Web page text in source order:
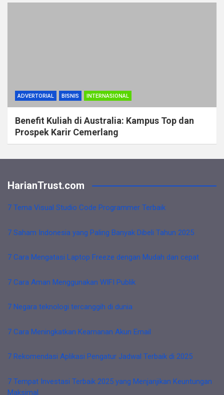
ADVERTORIAL BISNIS INTERNASIONAL
Benefit Kuliah di Australia: Kampus Top dan
Prospek Karir Cemerlang
HarianTrust.com
7 Tema Visual Studio Code Programmer Terbaik
7 Saham Indonesia yang Paling Banyak Dibeli Tahun 2025
7 Cara Mengatasi Laptop Freeze dengan Mudah dan cepat
7 Cara Aman Menggunakan WIFI Publik
7 Negara teknologi tercanggih di dunia
7 Cara Meningkatkan Keamanan Akun Email
7 Rekomendasi Aplikasi Pengatur Jadwal Terbaik di 2025
7 Tempat Investasi Terbaik 2025 yang Menjanjikan Keuntungan
Maksimal